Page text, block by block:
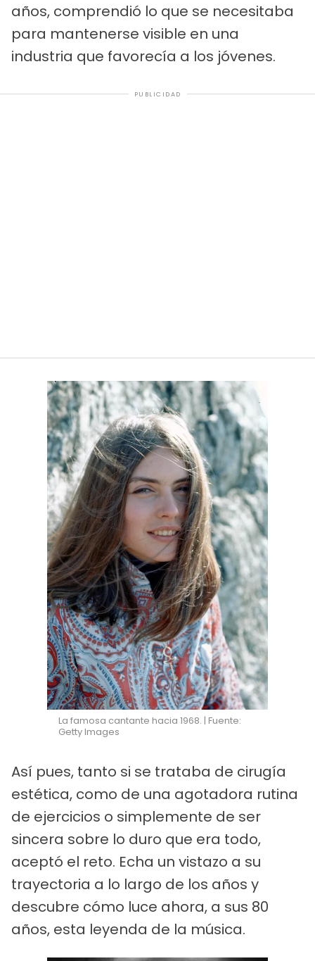
años, comprendió lo que se necesitaba
para mantenerse visible en una
industria que favorecía a los jóvenes.
PUBLICIDAD
La famosa cantante hacia 1968. | Fuente:
Getty Images
Así pues, tanto si se trataba de cirugía
estética, como de una agotadora rutina
de ejercicios o simplemente de ser
sincera sobre lo duro que era todo,
aceptó el reto. Echa un vistazo a su
trayectoria a lo largo de los años y
descubre cómo luce ahora, a sus 80
años, esta leyenda de la música.